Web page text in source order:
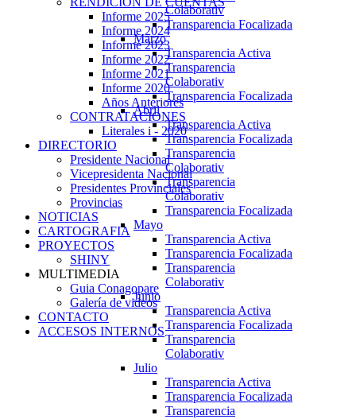
Colaborativ
Transparencia Focalizada
Marzo
Transparencia Activa
Transparencia
Colaborativ
Transparencia Focalizada
Abril
Transparencia Activa
Transparencia Focalizada
Transparencia
Colaborativ
Transparencia
Colaborativ
Transparencia Focalizada
Mayo
Transparencia Activa
Transparencia Focalizada
Transparencia
Colaborativ
Junio
Transparencia Activa
Transparencia Focalizada
Transparencia
Colaborativ
Julio
Transparencia Activa
Transparencia Focalizada
Transparencia
Informe 2025
Informe 2024
Informe 2023
Informe 2022
Informe 2021
Informe 2020
Años Anteriores
CONTRATACIONES
Literales i - 2020
DIRECTORIO
Presidente Nacional
Vicepresidenta Nacional
Presidentes Provinciales
Provincias
NOTICIAS
CARTOGRAFIA
PROYECTOS
SHINY
MULTIMEDIA
Guia Conagopare
Galería de videos
CONTACTO
ACCESOS INTERNOS